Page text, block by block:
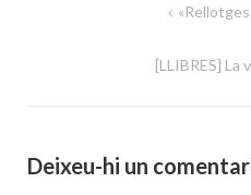
[LLIBRES] La
Deixeu-hi un